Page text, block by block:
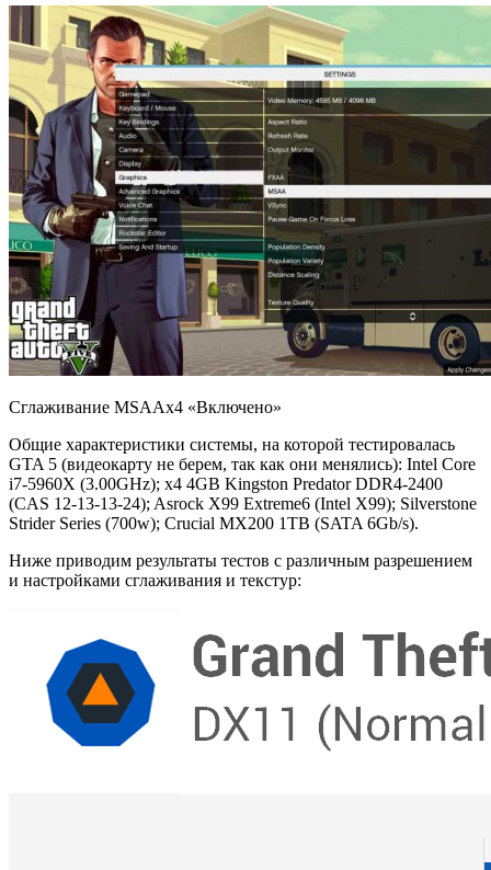
Сглаживание MSAAx4 «Включено»
Общие характеристики системы, на которой тестировалась
GTA 5 (видеокарту не берем, так как они менялись): Intel Core
i7-5960X (3.00GHz); x4 4GB Kingston Predator DDR4-2400
(CAS 12-13-13-24); Asrock X99 Extreme6 (Intel X99); Silverstone
Strider Series (700w); Crucial MX200 1TB (SATA 6Gb/s).
Ниже приводим результаты тестов с различным разрешением
и настройками сглаживания и текстур: